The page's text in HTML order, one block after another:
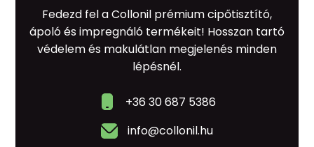
Fedezd fel a Collonil prémium cipőtisztító,
ápoló és impregnáló termékeit! Hosszan tartó
védelem és makulátlan megjelenés minden
lépésnél.
+36 30 687 5386
info@collonil.hu